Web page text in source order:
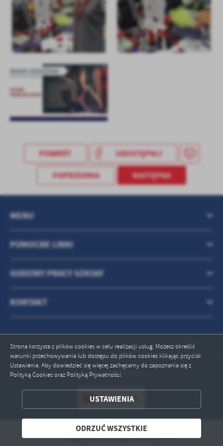
Strona korzysta z plików cookies w celu realizacji usług. Możesz określić
warunki przechowywania lub dostępu do plików cookies klikając przycisk
Ustawienia. Aby dowiedzieć się więcej zachęcamy do zapoznania się z
Polityką Cookies oraz Polityką Prywatności.
USTAWIENIA
ODRZUĆ WSZYSTKIE
treści w postaci wiadomości, ofert, komunikatów mediów
społecznościowych.
ZAPISZ WYBRANE
ODRZUĆ WSZYSTKIE
POWRÓT UDOSTĘPNIJ
POPRZEDNIA NASTĘPNA
MENU
POMOCNE LINKI
GODZINY PRACY SZKOŁY
KONTAKT
Odwiedzin: 492165
Copyright by zs5.walbrzych.pl